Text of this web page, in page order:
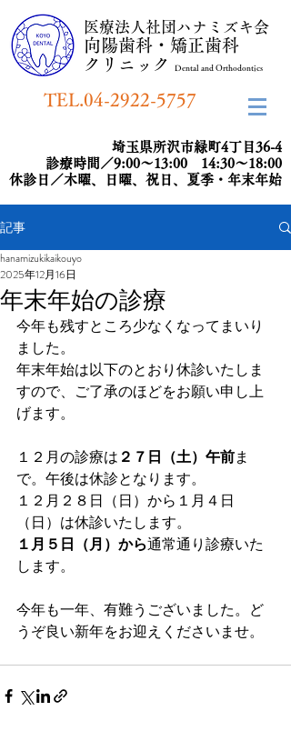
​医療法人社団ハナミズキ会
向陽歯科・矯正歯科
​クリニック
Dental and Orthodontics
TEL.04-2922-5757
埼玉県所沢市緑町4丁目36-4
診療時間／9:00～13:00 14:30～18:00
​休診日／木曜、日曜、祝日、夏季・年末年始
記事
年末年始の診療
hanamizukikaikouyo
2025年12月16日
今年も残すところ少なくなってまいり
ました。
年末年始は以下のとおり休診いたしま
すので、ご了承のほどをお願い申し上
げます。
１２月の診療は ２７日（土）午前ま
で。午後は休診となります。
１２月２８日（日）から１月４日
（日）は休診いたします。
１月５日（月）から通常通り診療いた
します。
今年も一年、有難うございました。ど
うぞ良い新年をお迎えくださいませ。